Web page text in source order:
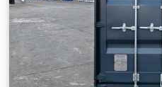
Crsdpjrgpy Tjfx Algsf 🪵
Heftruckkokers in de vloer 📏
gegevens 📐 Buitenmaten:
Binnenmaten: 5.898 × 2.350
2.343 mm 🧱 Inhoud: ca. 33
🏋️ Laadvermogen: tot 30 t